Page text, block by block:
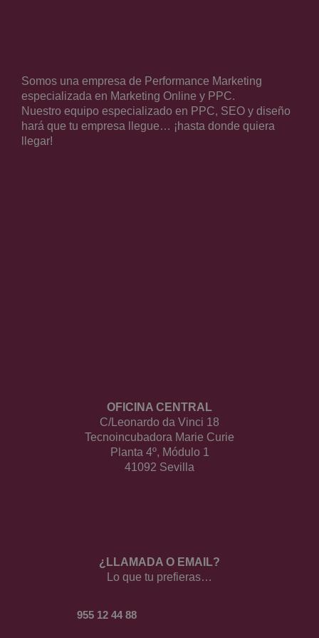
Somos una empresa de Performance Marketing
especializada en Marketing Online y PPC.
Nuestro equipo especializado en PPC, SEO y diseño
hará que tu empresa llegue… ¡hasta donde quiera
llegar!
OFICINA CENTRAL
C/Leonardo da Vinci 18
Tecnoincubadora Marie Curie
Planta 4º, Módulo 1
41092 Sevilla
¿LLAMADA O EMAIL?
Lo que tu prefieras…
955 12 44 88